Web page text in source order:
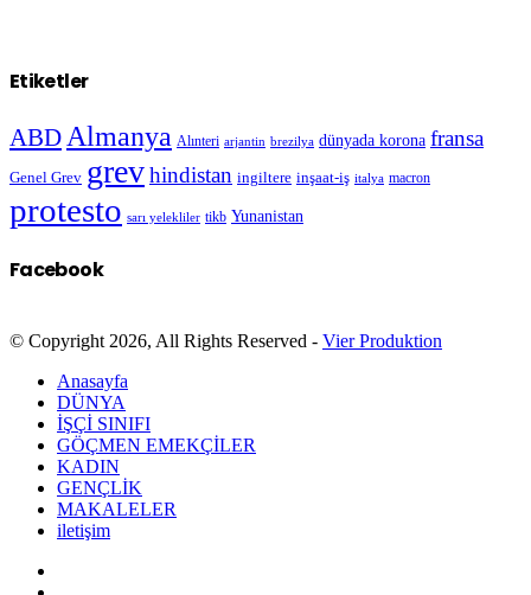
Etiketler
ABD Almanya Alınteri arjantin brezilya dünyada korona fransa
Genel Grev grevhindistan ingiltere inşaat-iş italya macron
protesto sarı yelekliler tikb Yunanistan
Facebook
© Copyright 2026, All Rights Reserved - Vier Produktion
Anasayfa
DÜNYA
İŞÇİ SINIFI
GÖÇMEN EMEKÇİLER
KADIN
GENÇLİK
MAKALELER
iletişim